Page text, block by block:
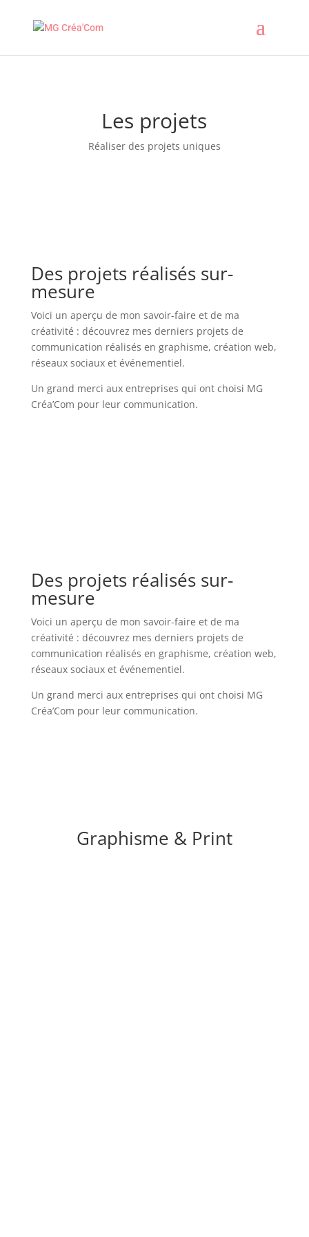
Les projets
Réaliser des projets uniques
Des projets réalisés sur-
mesure
Voici un aperçu de mon savoir-faire et de ma
créativité : découvrez mes derniers projets de
communication réalisés en graphisme, création web,
réseaux sociaux et événementiel.
Un grand merci aux entreprises qui ont choisi MG
Créa’Com pour leur communication.
Des projets réalisés sur-
mesure
Voici un aperçu de mon savoir-faire et de ma
créativité : découvrez mes derniers projets de
communication réalisés en graphisme, création web,
réseaux sociaux et événementiel.
Un grand merci aux entreprises qui ont choisi MG
Créa’Com pour leur communication.
Graphisme & Print